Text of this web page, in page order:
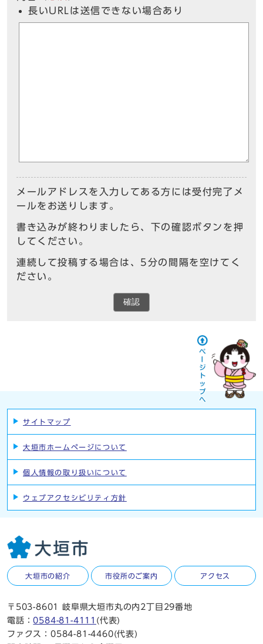
長いURLは送信できない場合あり
メールアドレスを入力してある方には受付完了メ
ールをお送りします。
書き込みが終わりましたら、下の確認ボタンを押
してください。
連続して投稿する場合は、5分の間隔を空けてく
ださい。
確認
サイトマップ
大垣市ホームページについて
個人情報の取り扱いについて
ウェブアクセシビリティ方針
大垣市の紹介 市役所のご案内 アクセス
〒503-8601 岐阜県大垣市丸の内2丁目29番地
電話：0584-81-4111 (代表)
ファクス：0584-81-4460(代表)